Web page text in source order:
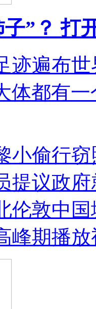
”？ 打
遍布世
体都有
小偷行
提议政
伦敦中
峰期播